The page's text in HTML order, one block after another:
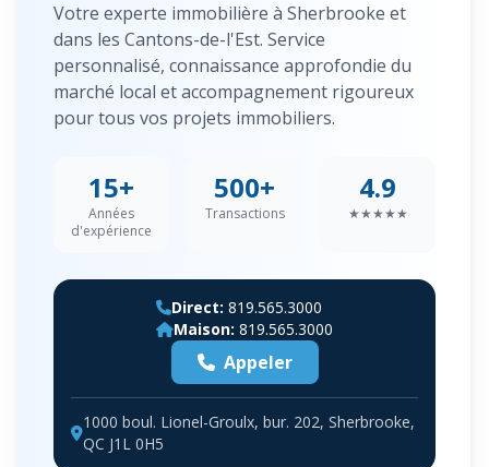
Votre experte immobilière à Sherbrooke et
dans les Cantons-de-l'Est. Service
personnalisé, connaissance approfondie du
marché local et accompagnement rigoureux
pour tous vos projets immobiliers.
15+
Années
d'expérience
500+
Transactions
4.9
★★★★★
Direct: 819.565.3000
Maison: 819.565.3000
Appeler
1000 boul. Lionel-Groulx, bur. 202, Sherbrooke,
QC J1L 0H5